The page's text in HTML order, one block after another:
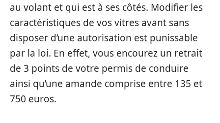
au volant et qui est à ses côtés. Modifier les
caractéristiques de vos vitres avant sans
disposer d’une autorisation est punissable
par la loi. En effet, vous encourez un retrait
de 3 points de votre permis de conduire
ainsi qu’une amande comprise entre 135 et
750 euros.